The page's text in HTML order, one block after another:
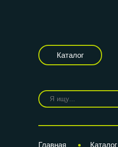
Каталог
Главная Каталог